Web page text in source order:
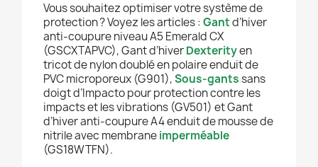
Vous souhaitez optimiser votre système de
protection ? Voyez les articles : Gantd’hiver
anti‑coupure niveau A5 Emerald CX
(GSCXTAPVC), Gant d’hiverDexterityen
tricot de nylon doublé en polaire enduit de
PVC microporeux (G901),Sous‑gantssans
doigt d’Impacto pour protection contre les
impacts et les vibrations (GV501) et Gant
d’hiver anti‑coupure A4 enduit de mousse de
nitrile avec membraneimperméable
(GS18WTFN).